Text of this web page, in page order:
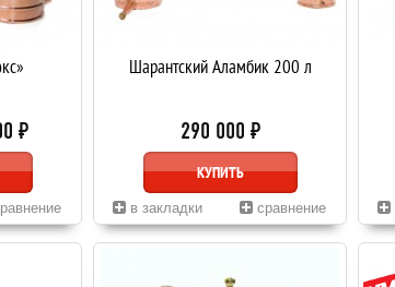
₽
Шарантский Аламбик 200 л
290 000 ₽
КУПИТЬ
в закладки сравнение